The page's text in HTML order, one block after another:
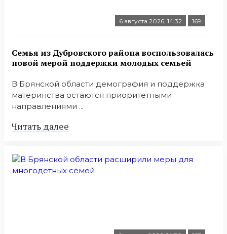
6 августа 2026, 14:32 169
Семья из Дубровского района воспользовалась
новой мерой поддержки молодых семьей
В Брянской области демография и поддержка
материнства остаются приоритетными
направлениями ...
Читать далее